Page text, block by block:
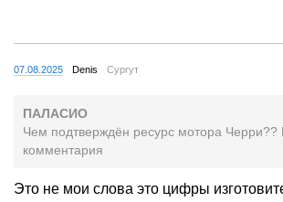
07.08.2025 Denis Сургут
ПАЛАСИО
Чем подтверждён ресурс мотора Черри??
комментария
Это не мои слова это цифры